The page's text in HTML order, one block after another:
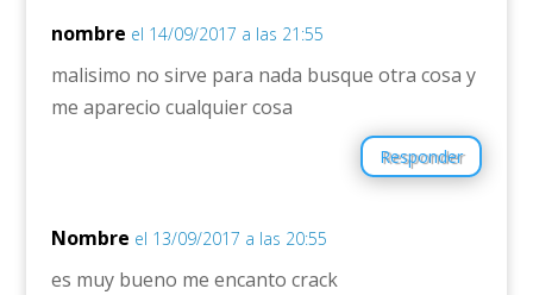
nombre el 14/09/2017 a las 21:55
malisimo no sirve para nada busque otra cosa y
me aparecio cualquier cosa
Responder
Nombre el 13/09/2017 a las 20:55
es muy bueno me encanto crack